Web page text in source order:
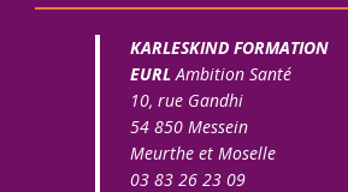
KARLESKIND FORMATION
EURLAmbition Santé
10, rue Gandhi
54 850 Messein
Meurthe et Moselle
03 83 26 23 09